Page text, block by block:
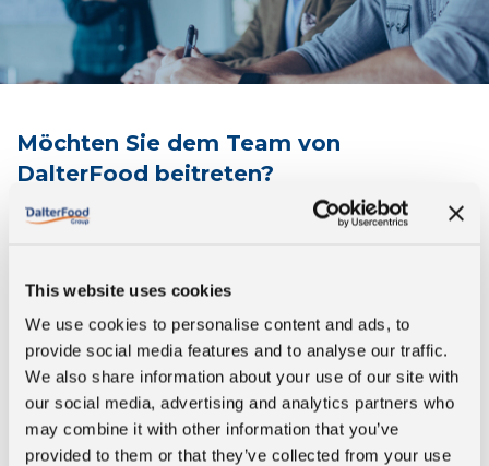
This website uses cookies
We use cookies to personalise content and ads, to
provide social media features and to analyse our traffic.
We also share information about your use of our site with
our social media, advertising and analytics partners who
may combine it with other information that you’ve
provided to them or that they’ve collected from your use
Möchten Sie dem Team von
DalterFood beitreten?
Für uns steht der Wert der Menschen an erster
kreativer und innovativer Sicht; deshalb sind wir
Mitarbeitern.
Die Ausbildung und das Arbeitsumfeld selbst sind
so gestaltet, dass sie das individuelle Wachstum und
den Geist der Zusammenarbeit fördern, ein
Wachstum, das auch durch die Bereitschaft zum
Dialog entsteht.